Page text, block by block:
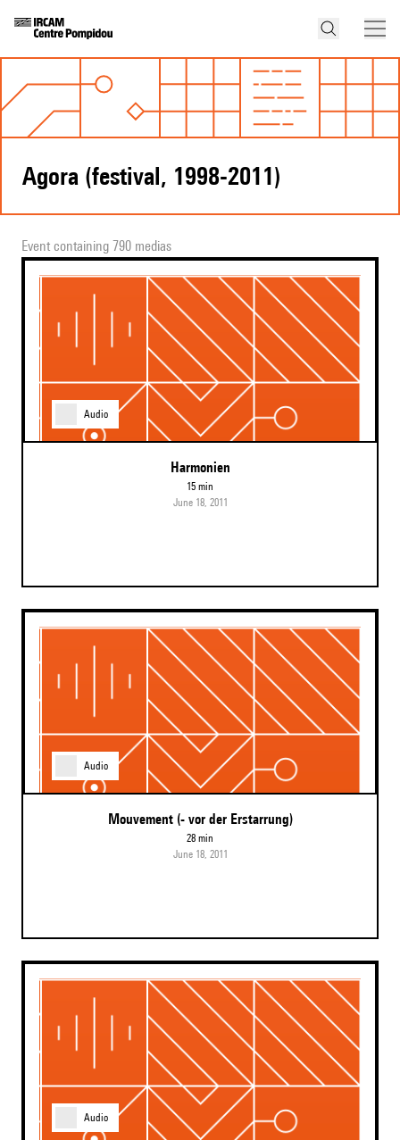
Agora (festival, 1998-2011)
Event containing 790 medias
Audio
Harmonien
15 min
June 18, 2011
Audio
Mouvement (- vor der Erstarrung)
28 min
June 18, 2011
Audio